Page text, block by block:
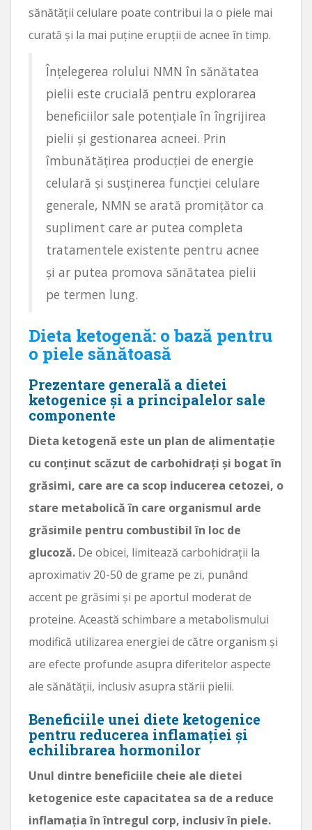
sănătății celulare poate contribui la o piele mai
curată și la mai puține erupții de acnee în timp.
Înțelegerea rolului NMN în sănătatea
pielii este crucială pentru explorarea
beneficiilor sale potențiale în îngrijirea
pielii și gestionarea acneei. Prin
îmbunătățirea producției de energie
celulară și susținerea funcției celulare
generale, NMN se arată promițător ca
supliment care ar putea completa
tratamentele existente pentru acnee
și ar putea promova sănătatea pielii
pe termen lung.
Dieta ketogenă: o bază pentru
o piele sănătoasă
Prezentare generală a dietei
ketogenice și a principalelor sale
componente
Dieta ketogenă este un plan de alimentație
cu conținut scăzut de carbohidrați și bogat în
grăsimi, care are ca scop inducerea cetozei, o
stare metabolică în care organismul arde
grăsimile pentru combustibil în loc de
glucoză. De obicei, limitează carbohidrații la
aproximativ 20-50 de grame pe zi, punând
accent pe grăsimi și pe aportul moderat de
proteine. Această schimbare a metabolismului
modifică utilizarea energiei de către organism și
are efecte profunde asupra diferitelor aspecte
ale sănătății, inclusiv asupra stării pielii.
Beneficiile unei diete ketogenice
pentru reducerea inflamației și
echilibrarea hormonilor
Unul dintre beneficiile cheie ale dietei
ketogenice este capacitatea sa de a reduce
inflamația în întregul corp, inclusiv în piele.